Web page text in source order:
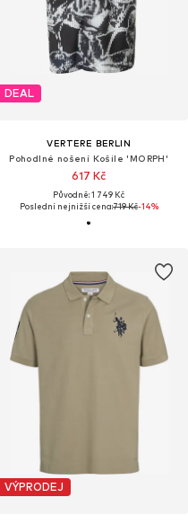
DEAL
VERTERE BERLIN
Pohodlné nošení Košile 'MORPH'
617 Kč
Původně: 1 749 Kč
Poslední nejnižší cena:719 Kč-14%
VÝPRODEJ